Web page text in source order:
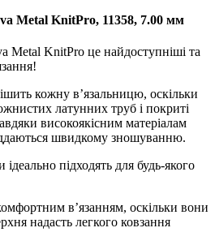
Metal KnitPro, 11358, 7.00 мм
Metal KnitPro це найдоступніші та
кожну в’язальницю, оскільки
латунних труб і покриті
високоякісним матеріалам
швидкому зношуванню.
ідеально підходять для будь-якого
в’язанням, оскільки вони
надасть легкого ковзання